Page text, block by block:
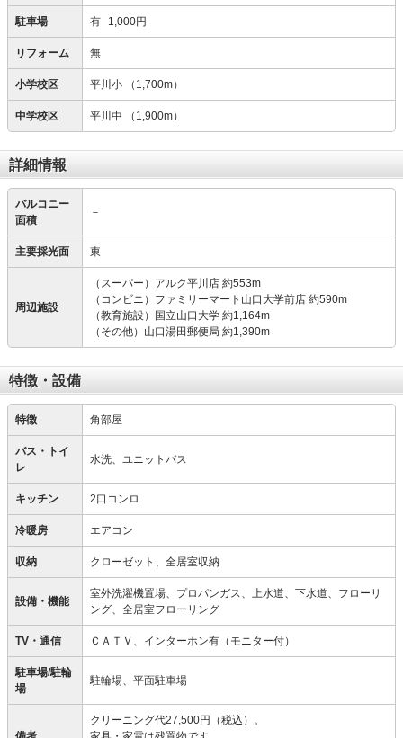
駐車場 有 1,000円
リフォーム 無
小学校区 平川小 （1,700m）
中学校区 平川中 （1,900m）
詳細情報
バルコニー
面積
－
主要採光面 東
周辺施設
（スーパー）アルク平川店 約553m
（コンビニ）ファミリーマート山口大学前店 約590m
（教育施設）国立山口大学 約1,164m
（その他）山口湯田郵便局 約1,390m
特徴・設備
特徴 角部屋
バス・トイ
レ
水洗、ユニットバス
キッチン 2口コンロ
冷暖房 エアコン
収納 クローゼット、全居室収納
設備・機能
室外洗濯機置場、プロパンガス、上水道、下水道、フローリ
ング、全居室フローリング
TV・通信 ＣＡＴＶ、インターホン有（モニター付）
駐車場/駐輪
場
駐輪場、平面駐車場
クリーニング代27,500円（税込）。